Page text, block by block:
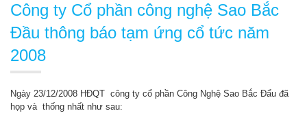
Công ty Cổ phần công nghệ Sao Bắc
Đầu thông báo tạm ứng cổ tức năm
2008
Ngày 23/12/2008 HĐQT công ty cổ phần Công Nghệ Sao Bắc Đẩu đã
họp và thống nhất như sau: